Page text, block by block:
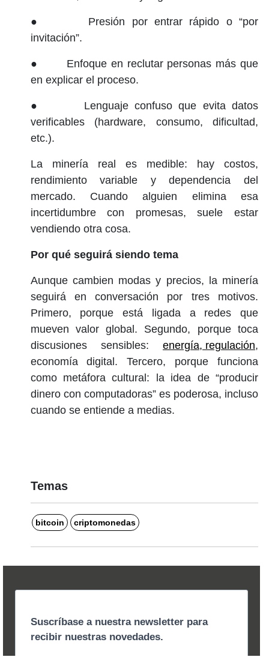
● Presión por entrar rápido o “por
invitación”.
● Enfoque en reclutar personas más que
en explicar el proceso.
● Lenguaje confuso que evita datos
verificables (hardware, consumo, dificultad,
etc.).
La minería real es medible: hay costos,
rendimiento variable y dependencia del
mercado. Cuando alguien elimina esa
incertidumbre con promesas, suele estar
vendiendo otra cosa.
Por qué seguirá siendo tema
Aunque cambien modas y precios, la minería
seguirá en conversación por tres motivos.
Primero, porque está ligada a redes que
mueven valor global. Segundo, porque toca
discusiones sensibles: energía, regulación,
economía digital. Tercero, porque funciona
como metáfora cultural: la idea de “producir
dinero con computadoras” es poderosa, incluso
cuando se entiende a medias.
Temas
bitcoin criptomonedas